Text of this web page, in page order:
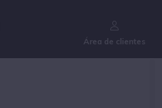
Área de clientes